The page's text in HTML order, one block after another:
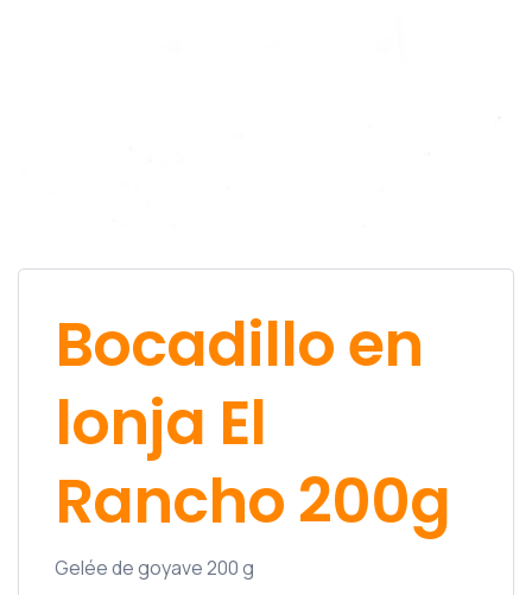
Bocadillo en
lonja El
Rancho 200g
Gelée de goyave 200 g